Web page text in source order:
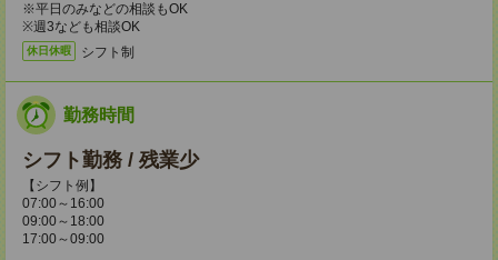
※平日のみなどの相談もOK
※週3なども相談OK
休日休暇 シフト制
勤務時間
シフト勤務 / 残業少
【シフト例】
07:00～16:00
09:00～18:00
17:00～09:00